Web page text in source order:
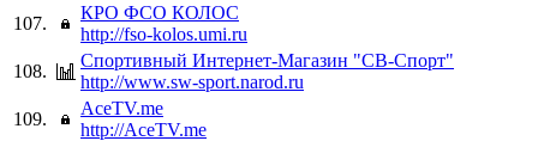
107.
КРО ФСО КОЛОС
http://fso-kolos.umi.ru
108.
Спортивный Интернет-Магазин "СВ-Спорт"
http://www.sw-sport.narod.ru
109.
AceTV.me
http://AceTV.me